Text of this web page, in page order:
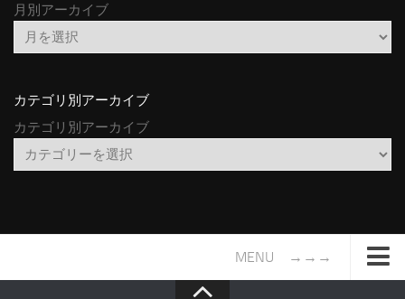
月別アーカイブ
カテゴリ別アーカイブ
カテゴリ別アーカイブ
MENU →→→